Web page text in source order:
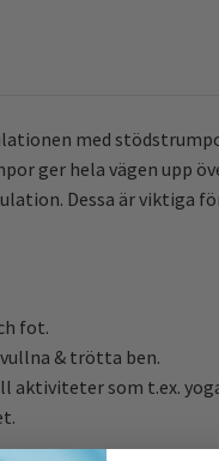
med
ger hela vägen upp
Dessa är viktiga
fot.
& trötta ben.
aktiviteter som t.ex.